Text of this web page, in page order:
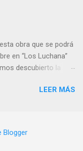
obra que se podrá
en “Los Luchana”
descubierto la
CALO muere y
nos van llevando
LEER MÁS
Blogger